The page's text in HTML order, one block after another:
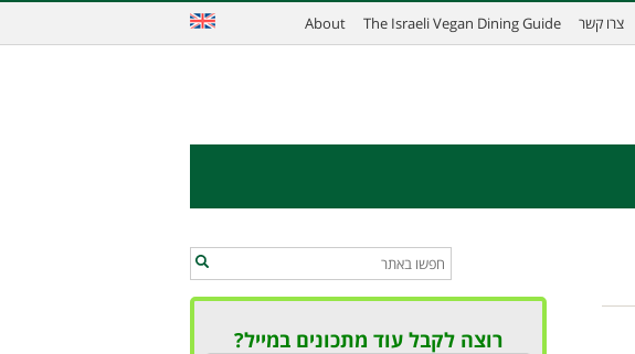
צרו קשר The Israeli Vegan Dining Guide
About
רוצה לקבל עוד מתכונים במייל?